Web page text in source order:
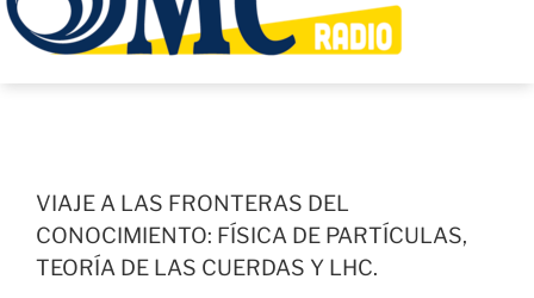
VIAJE A LAS FRONTERAS DEL
CONOCIMIENTO: FÍSICA DE PARTÍCULAS,
TEORÍA DE LAS CUERDAS Y LHC.